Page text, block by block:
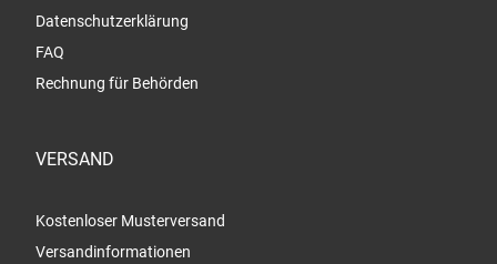
Datenschutzerklärung
FAQ
Rechnung für Behörden
VERSAND
Kostenloser Musterversand
Versandinformationen